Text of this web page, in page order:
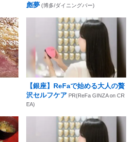
彪夢 (博多/ダイニングバー)
【銀座】ReFaで始める大人の贅
沢セルフケア PR(ReFa GINZA on CR
EA)